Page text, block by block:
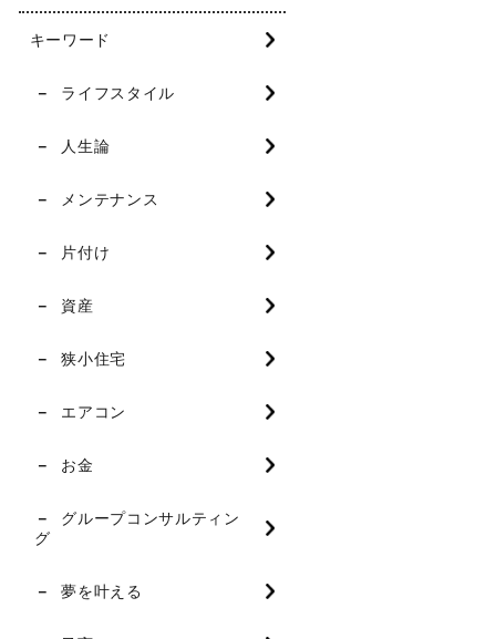
キーワード
ライフスタイル
人生論
メンテナンス
片付け
資産
狭小住宅
エアコン
お金
グループコンサルティン
グ
夢を叶える